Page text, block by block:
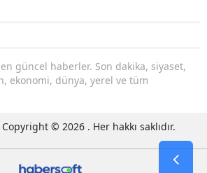
güncel haberler. Son dakika, siyaset,
ekonomi, dünya, yerel ve tüm
Copyright © 2026 . Her hakkı saklıdır.